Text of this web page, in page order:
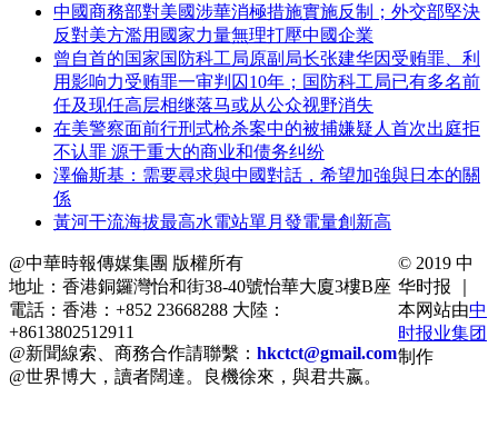
中國商務部對美國涉華消極措施實施反制；外交部堅決
反對美方濫用國家力量無理打壓中國企業
曾自首的国家国防科工局原副局长张建华因受贿罪、利
用影响力受贿罪一审判囚10年；国防科工局已有多名前
任及现任高层相继落马或从公众视野消失
在美警察面前行刑式枪杀案中的被捕嫌疑人首次出庭拒
不认罪 源于重大的商业和债务纠纷
澤倫斯基：需要尋求與中國對話，希望加強與日本的關
係
黃河干流海拔最高水電站單月發電量創新高
@中華時報傳媒集團 版權所有
地址：香港銅鑼灣怡和街38-40號怡華大廈3樓B座
電話：香港：+852 23668288 大陸：
+8613802512911
@新聞線索、商務合作請聯繫： hkctct@gmail.com
@世界博大，讀者闊達。良機徐來，與君共嬴。
© 2019 中
华时报 ｜
本网站由中
时报业集团
制作